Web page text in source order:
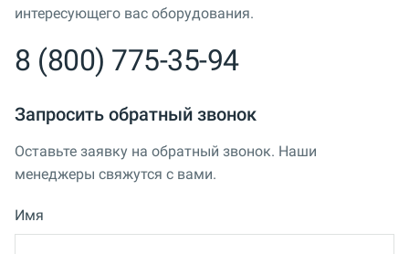
интересующего вас оборудования.
8 (800) 775-35-94
Запросить обратный звонок
Оставьте заявку на обратный звонок. Наши
менеджеры свяжутся с вами.
Имя